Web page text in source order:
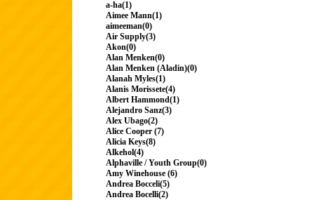
a-ha(1)
Aimee Mann(1)
aimeeman(0)
Air Supply(3)
Akon(0)
Alan Menken(0)
Alan Menken (Aladin)(0)
Alanah Myles(1)
Alanis Morissete(4)
Albert Hammond(1)
Alejandro Sanz(3)
Alex Ubago(2)
Alice Cooper (7)
Alicia Keys(8)
Alkehol(4)
Alphaville / Youth Group(0)
Amy Winehouse (6)
Andrea Bocceli(5)
Andrea Bocelli(2)